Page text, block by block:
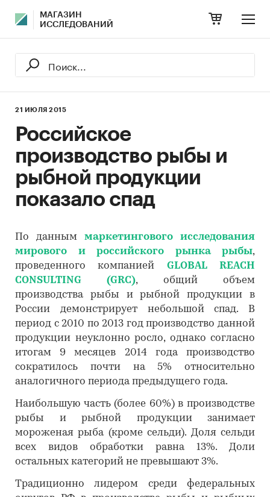
МАГАЗИН
ИССЛЕДОВАНИЙ
21 ИЮЛЯ 2015
Российское
производство рыбы и
рыбной продукции
показало спад
По данным маркетингового исследования
мирового и российского рынка рыбы,
проведенного компанией GLOBAL REACH
CONSULTING (GRC), общий объем
производства рыбы и рыбной продукции в
России демонстрирует небольшой спад. В
период с 2010 по 2013 год производство данной
продукции неуклонно росло, однако согласно
итогам 9 месяцев 2014 года производство
сократилось почти на 5% относительно
аналогичного периода предыдущего года.
Наибольшую часть (более 60%) в производстве
рыбы и рыбной продукции занимает
мороженая рыба (кроме сельди). Доля сельди
всех видов обработки равна 13%. Доли
остальных категорий не превышают 3%.
Традиционно лидером среди федеральных